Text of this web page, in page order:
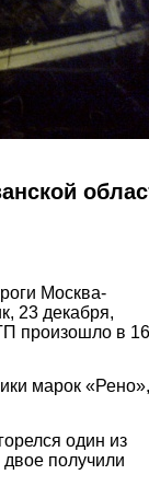
Москва-
23 декабря,
произошло в
марок «Рено»,
один из
двое получили